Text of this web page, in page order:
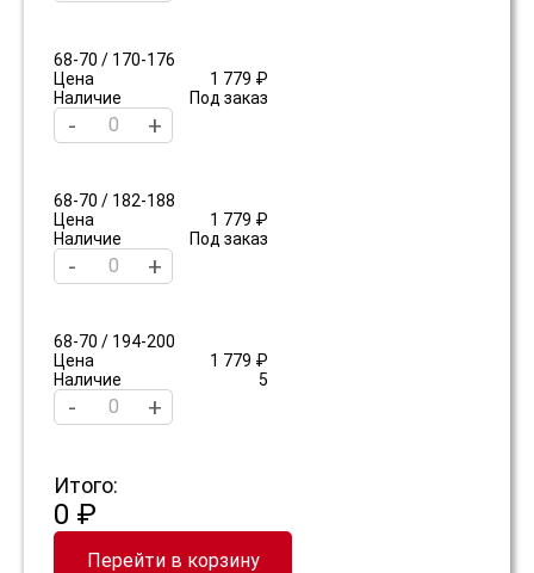
68-70 / 170-176
Цена
1 779 ₽
Наличие
Под заказ
- +
68-70 / 182-188
Цена
1 779 ₽
Наличие
Под заказ
- +
68-70 / 194-200
Цена
1 779 ₽
Наличие
5
- +
Итого:
0 ₽
Перейти в корзину